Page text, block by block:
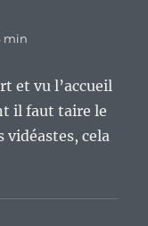
min
et vu l’accueil
il faut taire le
cela